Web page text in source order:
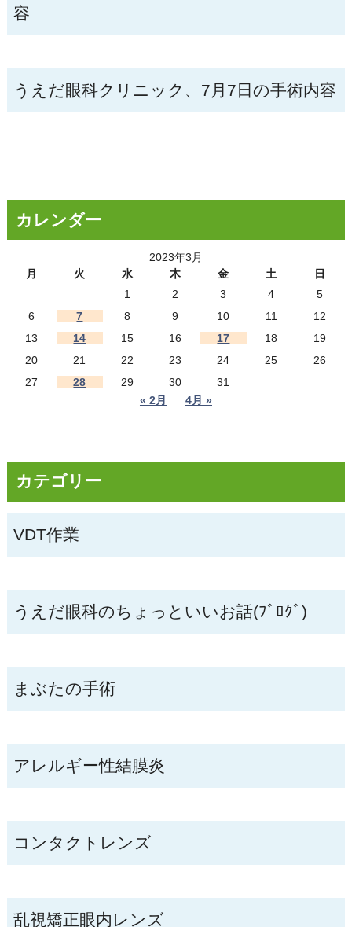
容
うえだ眼科クリニック、7月7日の手術内容
カレンダー
2023年3月
月
火 水 木 金 土
日
1
2 3 4
5
6
7 8 9 10 11
12
13
14 15 16 17 18
19
20
21 22 23 24 25
26
27
28 29 30
31
« 2月
4月 »
カテゴリー
VDT作業
うえだ眼科のちょっといいお話(ﾌﾞﾛｸﾞ)
まぶたの手術
アレルギー性結膜炎
コンタクトレンズ
乱視矯正眼内レンズ